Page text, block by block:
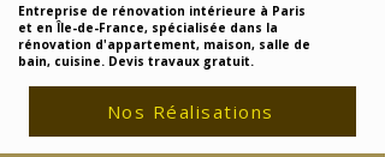
Entreprise de rénovation intérieure à Paris
et en Île-de-France, spécialisée dans la
rénovation d'appartement, maison, salle de
bain, cuisine. Devis travaux gratuit.
Nos Réalisations